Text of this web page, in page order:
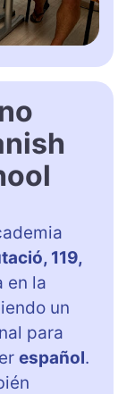
119,
en la
un
para
español.